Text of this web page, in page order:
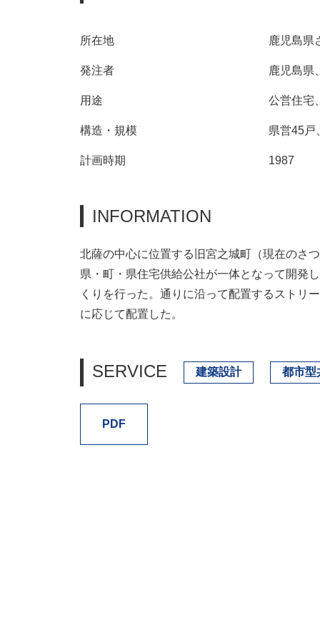
所在地 鹿児島県
発注者 鹿児島県
用途 公営住宅
構造・規模 県営45戸
計画時期 1987
INFORMATION
北薩の中心に位置する旧宮之城町（現在のさ
県・町・県住宅供給公社が一体となって開発
くりを行った。通りに沿って配置するストリ
に応じて配置した。
SERVICE 建築設計 都市型
PDF